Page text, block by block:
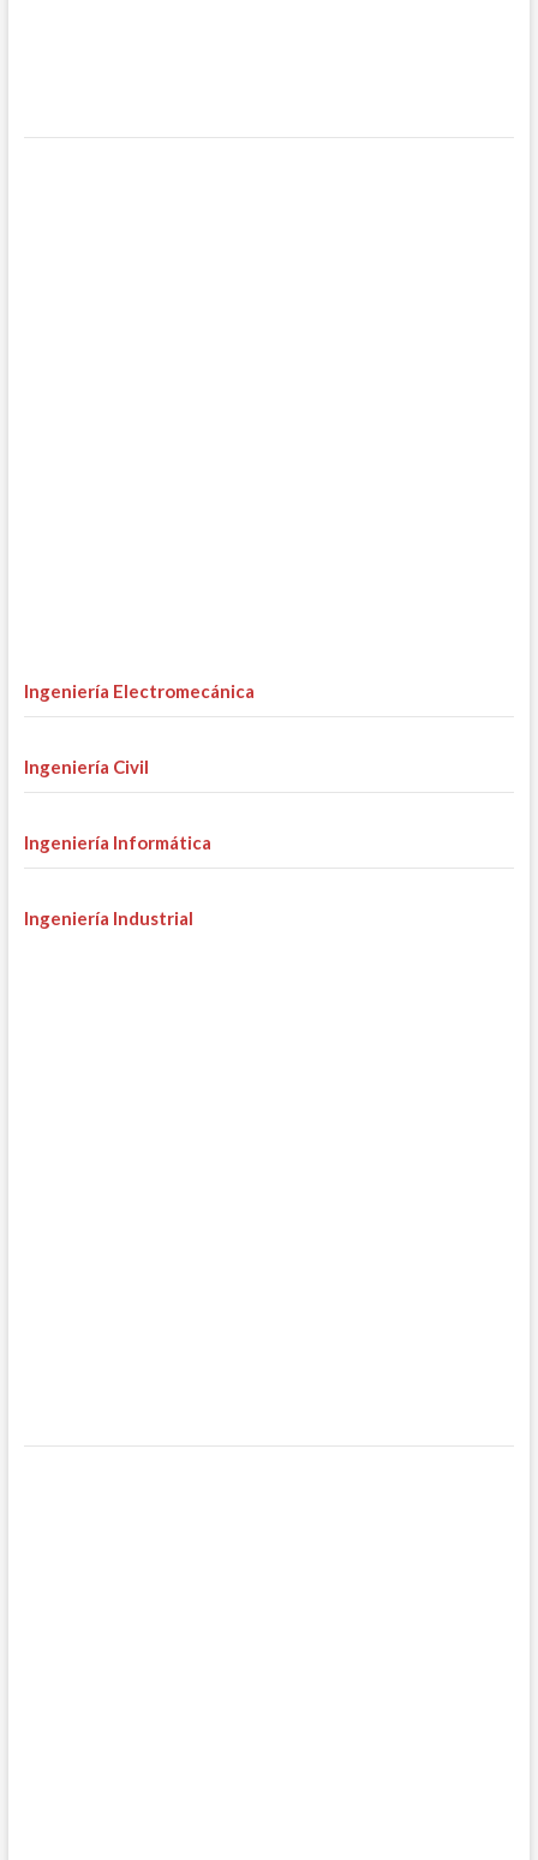
Ingeniería Electromecánica
Ingeniería Civil
Ingeniería Informática
Ingeniería Industrial